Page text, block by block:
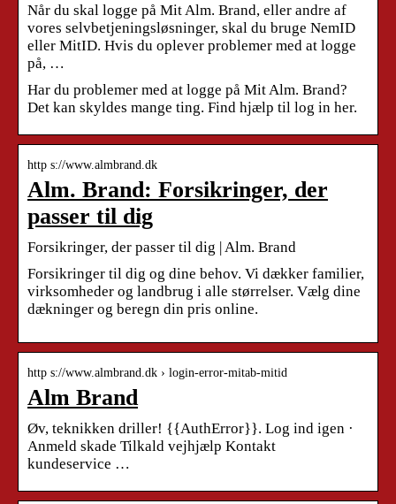
Når du skal logge på Mit Alm. Brand, eller andre af
vores selvbetjeningsløsninger, skal du bruge NemID
eller MitID. Hvis du oplever problemer med at logge
på, …
Har du problemer med at logge på Mit Alm. Brand?
Det kan skyldes mange ting. Find hjælp til log in her.
http s://www.almbrand.dk
Alm. Brand: Forsikringer, der
passer til dig
Forsikringer, der passer til dig | Alm. Brand
Forsikringer til dig og dine behov. Vi dækker familier,
virksomheder og landbrug i alle størrelser. Vælg dine
dækninger og beregn din pris online.
http s://www.almbrand.dk › login-error-mitab-mitid
Alm Brand
Øv, teknikken driller! {{AuthError}}. Log ind igen ·
Anmeld skade Tilkald vejhjælp Kontakt
kundeservice …